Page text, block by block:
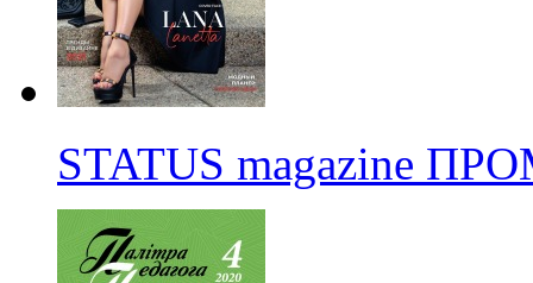
STATUS magazine